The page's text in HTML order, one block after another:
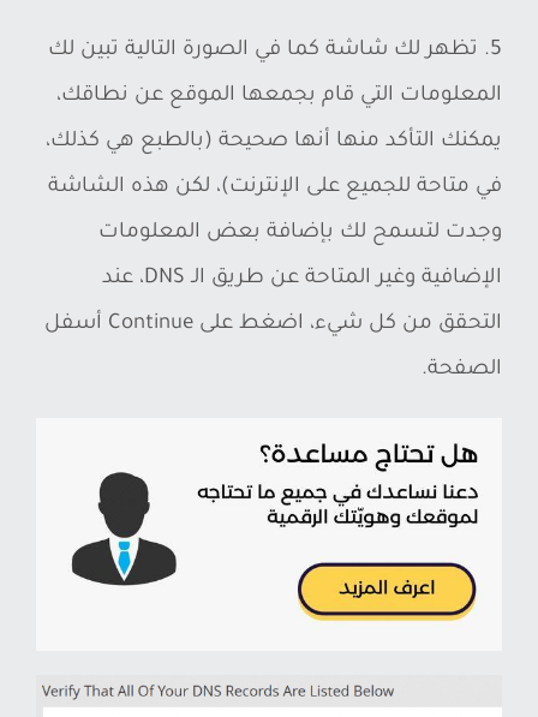
5. تظهر لك شاشة كما في الصورة التالية تبين لك
المعلومات التي قام بجمعها الموقع عن نطاقك،
يمكنك التأكد منها أنها صحيحة (بالطبع هي كذلك،
في متاحة للجميع على الإنترنت)، لكن هذه الشاشة
وجدت لتسمح لك بإضافة بعض المعلومات
الإضافية وغير المتاحة عن طريق الـ DNS، عند
التحقق من كل شيء، اضغط على Continue أسفل
الصفحة.